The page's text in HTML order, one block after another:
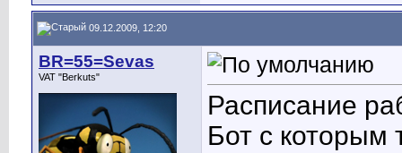
09.12.2009, 12:20
BR=55=Sevas
VAT "Berkuts"
Расписание
Бот с которым